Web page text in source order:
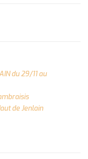
du 29/11 au
de Jenlain